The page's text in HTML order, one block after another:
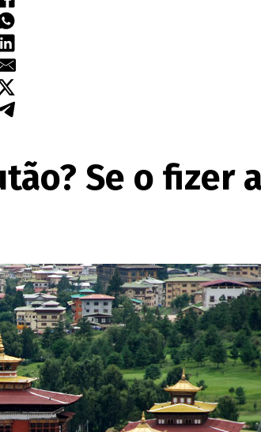
Se o fizer